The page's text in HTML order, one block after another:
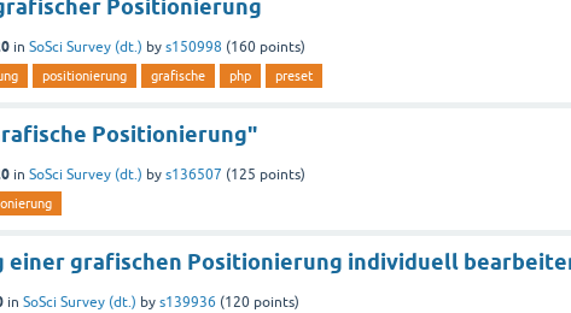
Positionierung
in SoSci Survey (dt.) by s150998 (160 points)
positionierung grafische php preset
Positionierung"
in SoSci Survey (dt.) by s136507 (125 points)
einer grafischen Positionierung individuell
in SoSci Survey (dt.) by s139936 (120 points)